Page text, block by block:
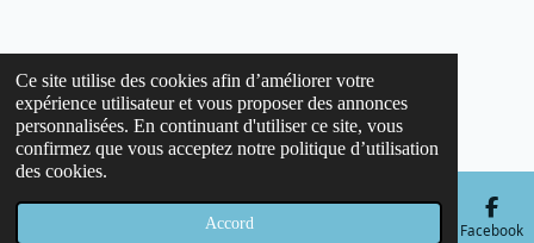
Ce site utilise des cookies afin d’améliorer votre
expérience utilisateur et vous proposer des annonces
personnalisées. En continuant d'utiliser ce site, vous
confirmez que vous acceptez notre politique d’utilisation
des cookies.
Accord
Téléphone Facebook